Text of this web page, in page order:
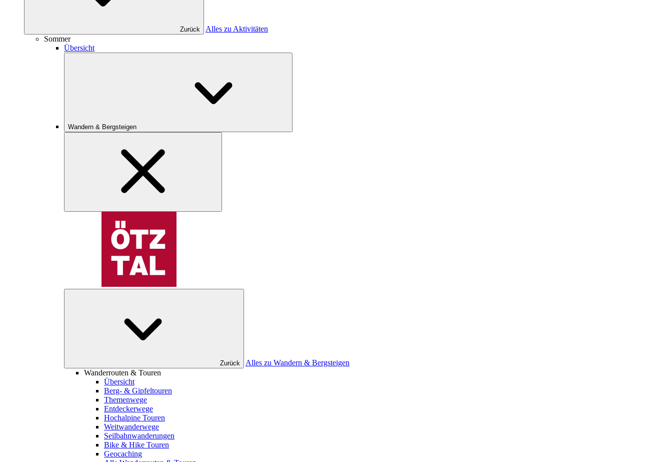
Zurück
Alles zu Aktivitäten
Sommer
Übersicht
Wandern & Bergsteigen
Zurück
Alles zu Wandern & Bergsteigen
Wanderrouten & Touren
Übersicht
Berg- & Gipfeltouren
Themenwege
Entdeckerwege
Hochalpine Touren
Weitwanderwege
Seilbahnwanderungen
Bike & Hike Touren
Geocaching